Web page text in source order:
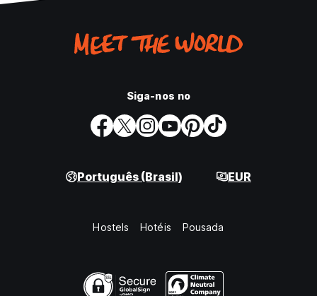
Siga-nos no
Português (Brasil) EUR
Hostels Hotéis Pousada